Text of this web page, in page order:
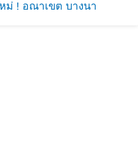
ม่ ! อณาเขต บางนา